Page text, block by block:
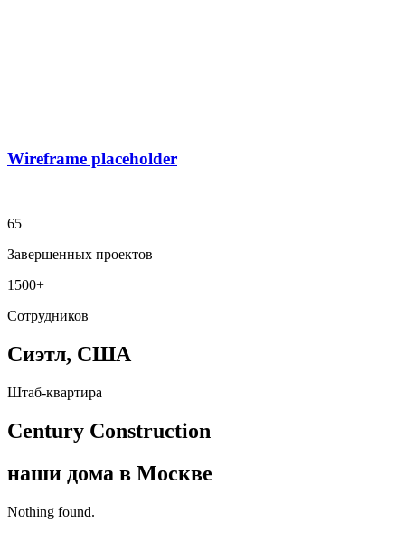
Wireframe placeholder
65
Завершенных проектов
1500+
Сотрудников
Сиэтл, США
Штаб-квартира
Century Construction
наши дома в Москве
Nothing found.